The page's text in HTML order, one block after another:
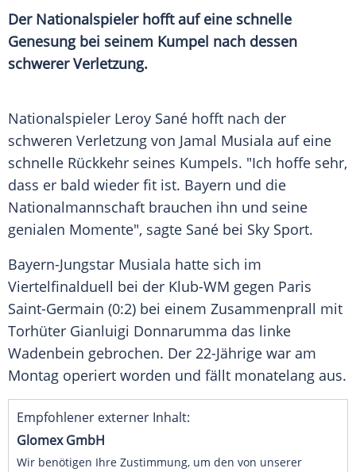
Der Nationalspieler hofft auf eine schnelle
Genesung bei seinem Kumpel nach dessen
schwerer Verletzung.
Nationalspieler Leroy Sané hofft nach der
schweren Verletzung von Jamal Musiala auf eine
schnelle Rückkehr seines Kumpels. "Ich hoffe sehr,
dass er bald wieder fit ist. Bayern und die
Nationalmannschaft brauchen ihn und seine
genialen Momente", sagte Sané bei Sky Sport.
Bayern-Jungstar Musiala hatte sich im
Viertelfinalduell bei der Klub-WM gegen Paris
Saint-Germain (0:2) bei einem Zusammenprall mit
Torhüter Gianluigi Donnarumma das linke
Wadenbein gebrochen. Der 22-Jährige war am
Montag operiert worden und fällt monatelang aus.
Empfohlener externer Inhalt:
Glomex GmbH
Wir benötigen Ihre Zustimmung, um den von unserer